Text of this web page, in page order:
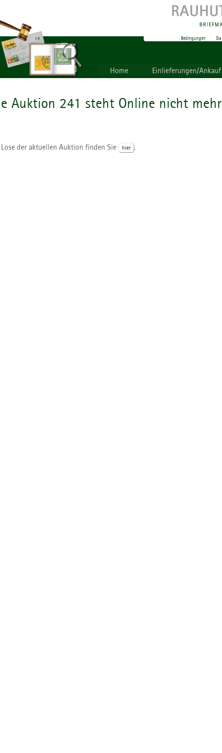
Bedingungen|
Home Einlieferungen/Ankauf
Auktion 241 steht Online nicht
der aktuellen Auktion finden Sie hier